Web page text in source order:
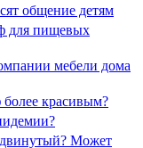
общение детям
для пищевых
мебели дома
красивым?
Может